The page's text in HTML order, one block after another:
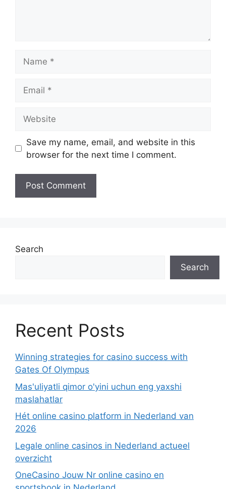
Save my name, email, and website in this
browser for the next time I comment.
Search
Search
Recent Posts
Winning strategies for casino success with
Gates Of Olympus
Mas'uliyatli qimor o'yini uchun eng yaxshi
maslahatlar
Hét online casino platform in Nederland van
2026
Legale online casinos in Nederland actueel
overzicht
OneCasino Jouw Nr online casino en